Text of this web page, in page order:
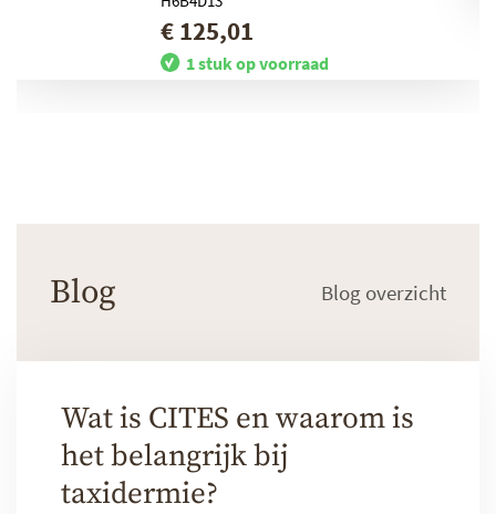
€ 125,01
1 stuk op voorraad
Blog Blog overzicht
Wat is CITES en waarom is
het belangrijk bij
taxidermie?